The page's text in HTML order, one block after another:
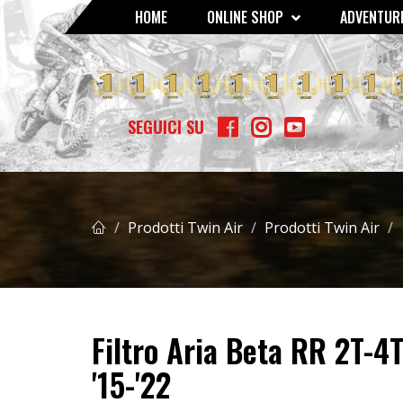
HOME ONLINE SHOP
SEGUICI SU
Prodotti Twin Air Prodotti Twin Air
Filtro Aria Beta RR 2T-
'15-'22